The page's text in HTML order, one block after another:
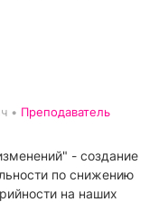
• Преподаватель
- создание
по снижению
на наших